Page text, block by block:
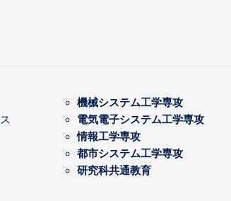
機械システム工学専攻
電気電子システム工学専攻
情報工学専攻
都市システム工学専攻
研究科共通教育